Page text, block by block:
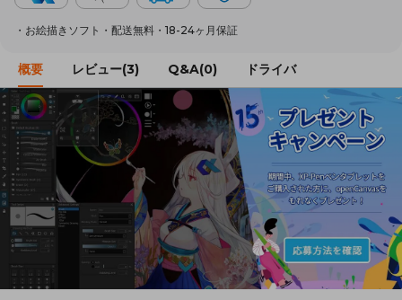
・お絵描きソフト・配送無料・18-24ヶ月保証
概要 レビュー(3) Q&A(0) ドライバ